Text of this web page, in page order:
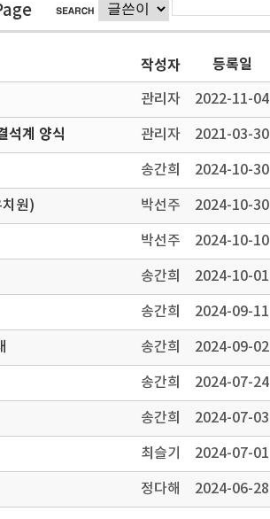
작성자 등록일
관리자 2022-11-04
석계 양식 관리자 2021-03-30
송간희 2024-10-30
원) 박선주 2024-10-30
박선주 2024-10-10
송간희 2024-10-01
송간희 2024-09-11
송간희 2024-09-02
송간희 2024-07-24
송간희 2024-07-03
최슬기 2024-07-01
정다해 2024-06-28